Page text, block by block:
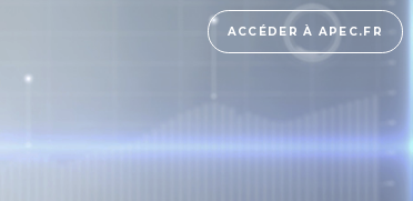
ACCÉDER À APEC.FR